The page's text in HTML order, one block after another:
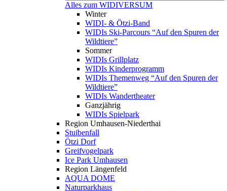
Alles zum WIDIVERSUM
Winter
WIDI- & Ötzi-Band
WIDIs Ski-Parcours “Auf den Spuren der
Wildtiere”
Sommer
WIDIs Grillplatz
WIDIs Kinderprogramm
WIDIs Themenweg “Auf den Spuren der
Wildtiere”
WIDIs Wandertheater
Ganzjährig
WIDIs Spielpark
Region Umhausen-Niederthai
Stuibenfall
Ötzi Dorf
Greifvogelpark
Ice Park Umhausen
Region Längenfeld
AQUA DOME
Naturparkhaus